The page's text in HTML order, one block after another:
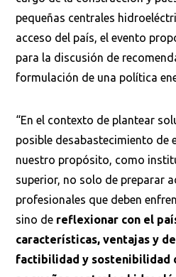
pequeñas centrales
acceso del país, el evento
para la discusión de
formulación de una política
“En el contexto de plantear
posible desabastecimiento de
nuestro propósito, como
superior, no solo de preparar
profesionales que deben
sino de reflexionar con el
características, ventajas y
factibilidad y sostenibilidad